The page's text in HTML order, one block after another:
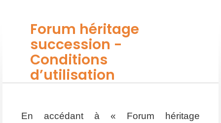
Forum héritage
succession -
Conditions
d’utilisation
En accédant à « Forum héritage